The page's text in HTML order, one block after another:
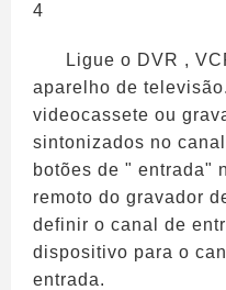
4
Ligue o DVR ,
aparelho de
videocassete ou
sintonizados no
botões de " entrada"
remoto do gravador
definir o canal de
dispositivo para o
entrada.